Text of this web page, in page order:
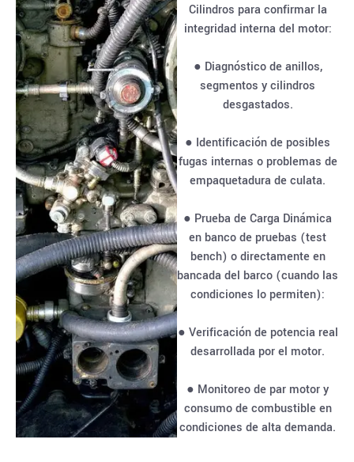
Cilindros para confirmar la
integridad interna del motor:
● Diagnóstico de anillos,
segmentos y cilindros
desgastados.
● Identificación de posibles
fugas internas o problemas de
empaquetadura de culata.
● Prueba de Carga Dinámica
en banco de pruebas (test
bench) o directamente en
bancada del barco (cuando las
condiciones lo permiten):
● Verificación de potencia real
desarrollada por el motor.
● Monitoreo de par motor y
consumo de combustible en
condiciones de alta demanda.